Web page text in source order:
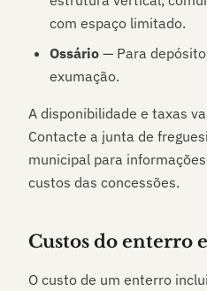
com espaço limitado.
Ossário — Para
exumação.
A disponibilidade e taxas
Contacte a junta de
municipal para
custos das concessões.
Custos do enterro
O custo de um enterro